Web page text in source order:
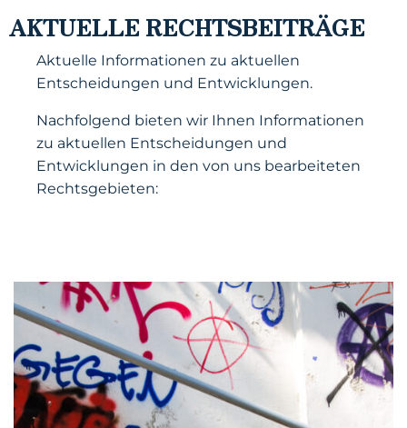
AKTUELLE RECHTSBEITRÄGE
Aktuelle Informationen zu aktuellen
Entscheidungen und Entwicklungen.
Nachfolgend bieten wir Ihnen Informationen
zu aktuellen Entscheidungen und
Entwicklungen in den von uns bearbeiteten
Rechtsgebieten: